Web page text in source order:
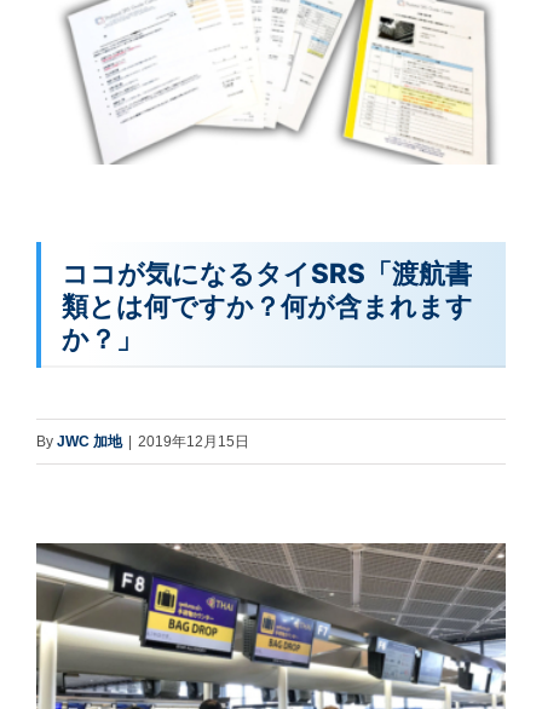
ココが気になるタイSRS「渡航書
類とは何ですか？何が含まれます
か？」
By JWC 加地 2019年12月15日